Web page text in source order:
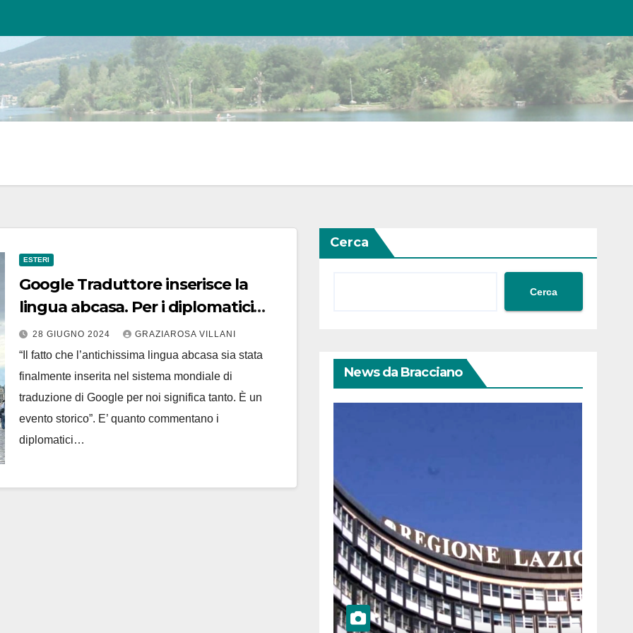
ESTERI
Google Traduttore inserisce la
lingua abcasa. Per i diplomatici
Kan Taniya e Vito Grittani: “un
evento storico”
28 GIUGNO 2024 GRAZIAROSA VILLANI
“Il fatto che l’antichissima lingua abcasa sia stata
finalmente inserita nel sistema mondiale di
traduzione di Google per noi significa tanto. È un
evento storico”. E’ quanto commentano i
diplomatici…
Cerca
Cerca
News da Bracciano